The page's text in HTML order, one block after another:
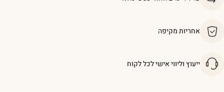
אחריות מקיפה
ייעוץ וליווי אישי לכל לקוח